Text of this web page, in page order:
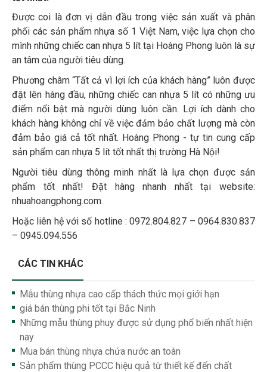
Được coi là đơn vị dẫn đầu trong việc sản xuất và phân
phối các sản phẩm nhựa số 1 Việt Nam, việc lựa chọn cho
mình những chiếc can nhựa 5 lít tại Hoàng Phong luôn là sự
an tâm của người tiêu dùng.
Phương châm “Tất cả vì lợi ích của khách hàng” luôn được
đặt lên hàng đầu, những chiếc can nhựa 5 lít có những ưu
điểm nổi bật mà người dùng luôn cần. Lợi ích dành cho
khách hàng không chỉ về việc đảm bảo chất lượng mà còn
đảm bảo giá cả tốt nhất. Hoàng Phong - tự tin cung cấp
sản phẩm can nhựa 5 lít tốt nhất thị trường Hà Nội!
Người tiêu dùng thông minh nhất là lựa chọn được sản
phẩm tốt nhất! Đặt hàng nhanh nhất tại website:
nhuahoangphong.com.
Hoặc liên hệ với số hotline : 0972.804.827 – 0964.830.837
– 0945.094.556
CÁC TIN KHÁC
Mẫu thùng nhựa cao cấp thách thức mọi giới hạn
giá bán thùng phi tốt tại Bắc Ninh
Những mẫu thùng phuy được sử dụng phổ biến nhất hiện
nay
Mua bán thùng nhựa chứa nước an toàn
Sản phẩm thùng PCCC hiệu quả từ thiết kế đến chất